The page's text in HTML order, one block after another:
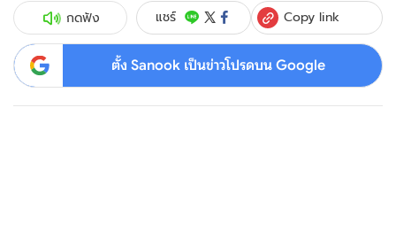
กดฟัง แชร์ Copy link
ตั้ง Sanook เป็นข่าวโปรดบน Google